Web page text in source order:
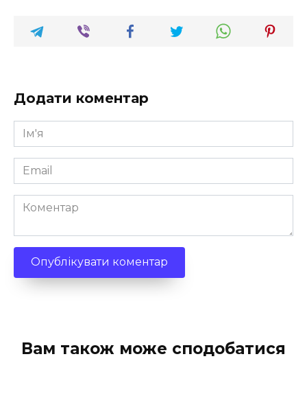
Додати коментар
Ім'я
*
Email
*
Коментар
Вам також може сподобатися